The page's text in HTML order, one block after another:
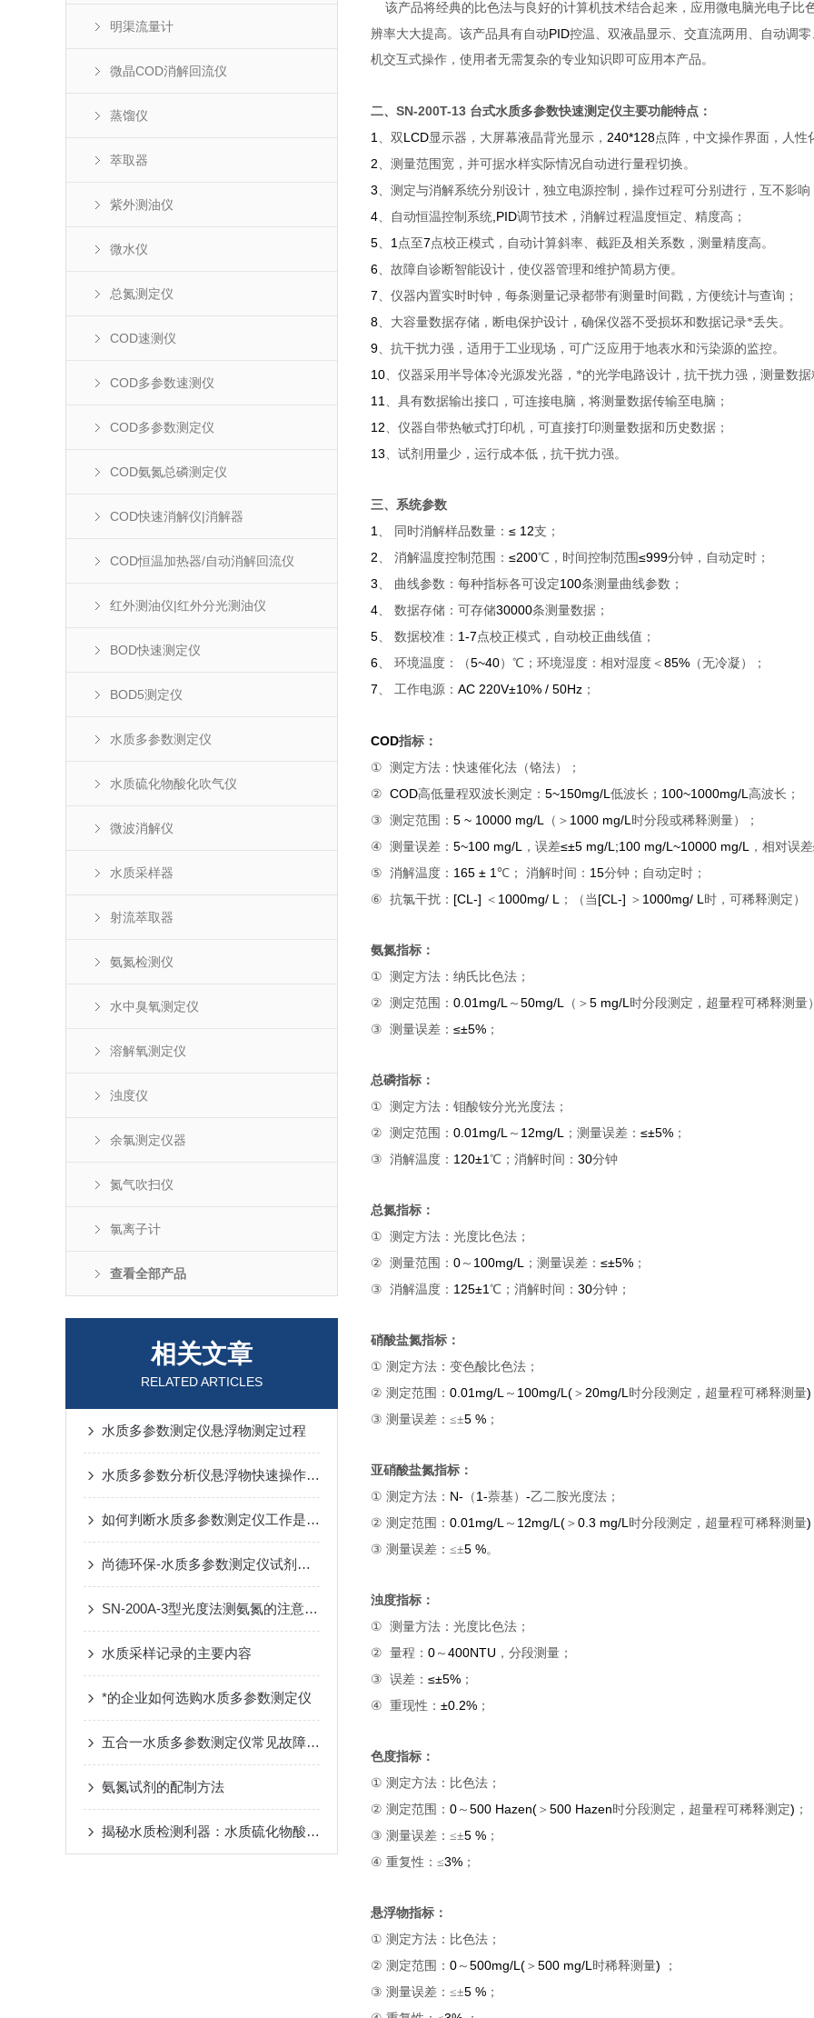
明渠流量计
微晶COD消解回流仪
蒸馏仪
萃取器
紫外测油仪
微水仪
总氮测定仪
COD速测仪
COD多参数速测仪
COD多参数测定仪
COD氨氮总磷测定仪
COD快速消解仪|消解器
COD恒温加热器/自动消解回流仪
红外测油仪|红外分光测油仪
BOD快速测定仪
BOD5测定仪
水质多参数测定仪
水质硫化物酸化吹气仪
微波消解仪
水质采样器
射流萃取器
氨氮检测仪
水中臭氧测定仪
溶解氧测定仪
浊度仪
余氯测定仪器
氮气吹扫仪
氯离子计
查看全部产品
相关文章
RELATED ARTICLES
水质多参数测定仪悬浮物测定过程
水质多参数分析仪悬浮物快速操作指南
如何判断水质多参数测定仪工作是否正常？
尚德环保-水质多参数测定仪试剂配制及水样测定操作视频
SN-200A-3型光度法测氨氮的注意事项
水质采样记录的主要内容
*的企业如何选购水质多参数测定仪
五合一水质多参数测定仪常见故障及排除方法
氨氮试剂的配制方法
揭秘水质检测利器：水质硫化物酸化吹气仪的神奇作用
该产品将经典的比色法与良好的计算机技术结合起来，应用微电脑光电子
辨率大大提高。该产品具有自动PID控温、双液晶显示、交直流两用、自动调
机交互式操作，使用者无需复杂的专业知识即可应用本产品。
二、 SN-200T-13 台式水质多参数快速测定仪主要功能特点：
1 、双 LCD显示器，大屏幕液晶背光显示， 240*128点阵，中文操作界面，人性
2、测量范围宽，并可据水样实际情况自动进行量程切换。
3、测定与消解系统分别设计，独立电源控制，操作过程可分别进行，互不影响
4、自动恒温控制系统 ,PID调节技术，消解过程温度恒定、精度高；
5、 1 点至7 点校正模式，自动计算斜率、截距及相关系数，测量精度高。
6、故障自诊断智能设计，使仪器管理和维护简易方便。
7、仪器内置实时时钟，每条测量记录都带有测量时间戳，方便统计与查询；
8、大容量数据存储，断电保护设计，确保仪器不受损坏和数据记录*丢失。
9、抗干扰力强，适用于工业现场，可广泛应用于地表水和污染源的监控。
10、仪器采用半导体冷光源发光器，*的光学电路设计，抗干扰力强，测量数
11 、具有数据输出接口，可连接电脑，将测量数据传输至电脑；
12、仪器自带热敏式打印机，可直接打印测量数据和历史数据；
13、试剂用量少，运行成本低，抗干扰力强。
三、 系统参数
1 、 同时消解样品数量： ≤ 12支；
2、 消解温度控制范围： ≤200℃ ，时间控制范围 ≤999分钟，自动定时；
3、 曲线参数：每种指标各可设定100条测量曲线参数；
4、 数据存储：可存储30000条测量数据；
5、 数据校准： 1-7 点校正模式，自动校正曲线值；
6、 环境温度：（5~40）℃；环境湿度：相对湿度＜ 85% （无冷凝）；
7、 工作电源： AC 220V±10% / 50Hz ；
COD指标：
① 测定方法：快速催化法（铬法）；
② COD高低量程双波长测定： 5~150mg/L 低波长； 100~1000mg/L 高波长；
③ 测定范围： 5 ~ 10000 mg/L （＞ 1000 mg/L 时分段或稀释测量）；
④ 测量误差： 5~100 mg/L ，误差≤±5 mg/L;100 mg/L~10000 mg/L ，相对误差
⑤ 消解温度： 165 ± 1 ℃ ； 消解时间： 15分钟；自动定时；
⑥ 抗氯干扰： [CL-] ＜ 1000mg/ L ；（当 [CL-] ＞ 1000mg/ L 时，可稀释测定）
氨氮指标：
① 测定方法：纳氏比色法；
② 测定范围： 0.01mg/L ～ 50mg/L （＞ 5 mg/L 时分段测定，超量程可稀释测量
③ 测量误差： ≤±5% ；
总磷指标：
① 测定方法：钼酸铵分光光度法；
② 测定范围： 0.01mg/L ～ 12mg/L ；测量误差： ≤±5% ；
③ 消解温度： 120±1 ℃ ；消解时间： 30分钟
总氮指标：
① 测定方法：光度比色法；
② 测量范围： 0 ～ 100mg/L ；测量误差： ≤±5% ；
③ 消解温度： 125±1 ℃ ；消解时间： 30分钟；
硝酸盐氮指标：
① 测定方法：变色酸比色法；
② 测定范围： 0.01mg/L ～ 100mg/L( ＞ 20mg/L 时分段测定，超量程可稀释测量)
③ 测量误差：≤±5 % ；
亚硝酸盐氮指标：
① 测定方法： N- （ 1-萘基） -乙二胺光度法；
② 测定范围： 0.01mg/L ～ 12mg/L( ＞ 0.3 mg/L 时分段测定，超量程可稀释测量)
③ 测量误差：≤±5 %。
浊度指标：
① 测量方法：光度比色法；
② 量程： 0 ～ 400NTU ，分段测量；
③ 误差： ≤±5% ；
④ 重现性： ±0.2% ；
色度指标：
① 测定方法：比色法；
② 测定范围： 0 ～ 500 Hazen( ＞ 500 Hazen时分段测定，超量程可稀释测定) ；
③ 测量误差：≤±5 % ；
④ 重复性：≤3% ；
悬浮物指标：
① 测定方法：比色法；
② 测定范围： 0 ～ 500mg/L( ＞ 500 mg/L 时稀释测量)
；
③ 测量误差：≤±5 % ；